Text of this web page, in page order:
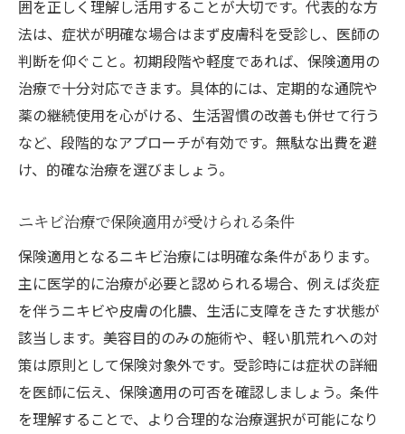
囲を正しく理解し活用することが大切です。代表的な方
法は、症状が明確な場合はまず皮膚科を受診し、医師の
判断を仰ぐこと。初期段階や軽度であれば、保険適用の
治療で十分対応できます。具体的には、定期的な通院や
薬の継続使用を心がける、生活習慣の改善も併せて行う
など、段階的なアプローチが有効です。無駄な出費を避
け、的確な治療を選びましょう。
ニキビ治療で保険適用が受けられる条件
保険適用となるニキビ治療には明確な条件があります。
主に医学的に治療が必要と認められる場合、例えば炎症
を伴うニキビや皮膚の化膿、生活に支障をきたす状態が
該当します。美容目的のみの施術や、軽い肌荒れへの対
策は原則として保険対象外です。受診時には症状の詳細
を医師に伝え、保険適用の可否を確認しましょう。条件
を理解することで、より合理的な治療選択が可能になり